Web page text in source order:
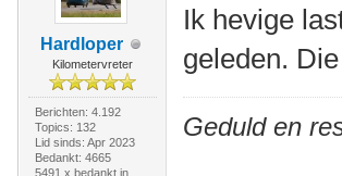
Hardloper
Kilometervreter
Berichten: 4.192
Topics: 132
Lid sinds: Apr 2023
Bedankt: 4665
5491 x bedankt in
Ik hevige
geleden.
Geduld en